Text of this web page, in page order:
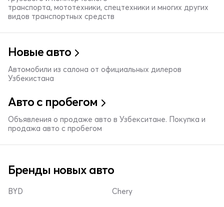
транспорта, мототехники, спецтехники и многих других
видов транспортных средств
Новые авто
Автомобили из салона от официальных дилеров
Узбекистана
Авто с пробегом
Объявления о продаже авто в Узбекситане. Покупка и
продажа авто с пробегом
Бренды новых авто
BYD Chery